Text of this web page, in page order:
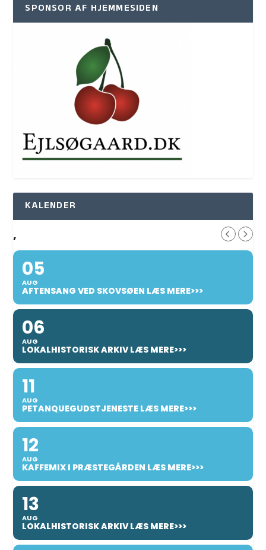
SPONSOR AF HJEMMESIDEN
KALENDER
,
05
AUG
AFTENSANG VED SKOVSØEN LÆS MERE>>>
06
AUG
LOKALHISTORISK ARKIV LÆS MERE>>>
11
AUG
PETANQUEGUDSTJENESTE LÆS MERE>>>
12
AUG
KAFFEMIX I PRÆSTEGÅRDEN LÆS MERE>>>
13
AUG
LOKALHISTORISK ARKIV LÆS MERE>>>